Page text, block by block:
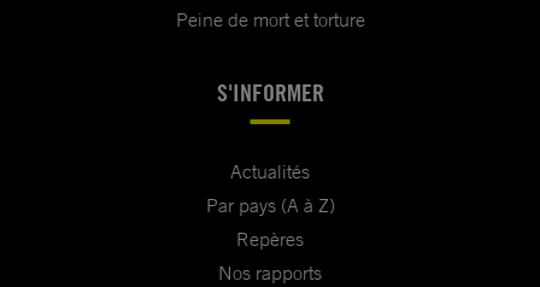
Peine de mort et torture
S'INFORMER
Actualités
Par pays (A à Z)
Repères
Nos rapports